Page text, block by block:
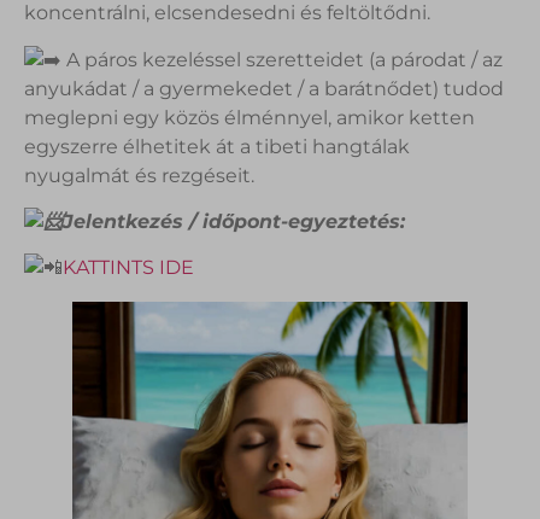
koncentrálni, elcsendesedni és feltöltődni.
A páros kezeléssel szeretteidet (a párodat / az
anyukádat / a gyermekedet / a barátnődet) tudod
meglepni egy közös élménnyel, amikor ketten
egyszerre élhetitek át a tibeti hangtálak
nyugalmát és rezgéseit.
Jelentkezés / időpont-egyeztetés:
KATTINTS IDE